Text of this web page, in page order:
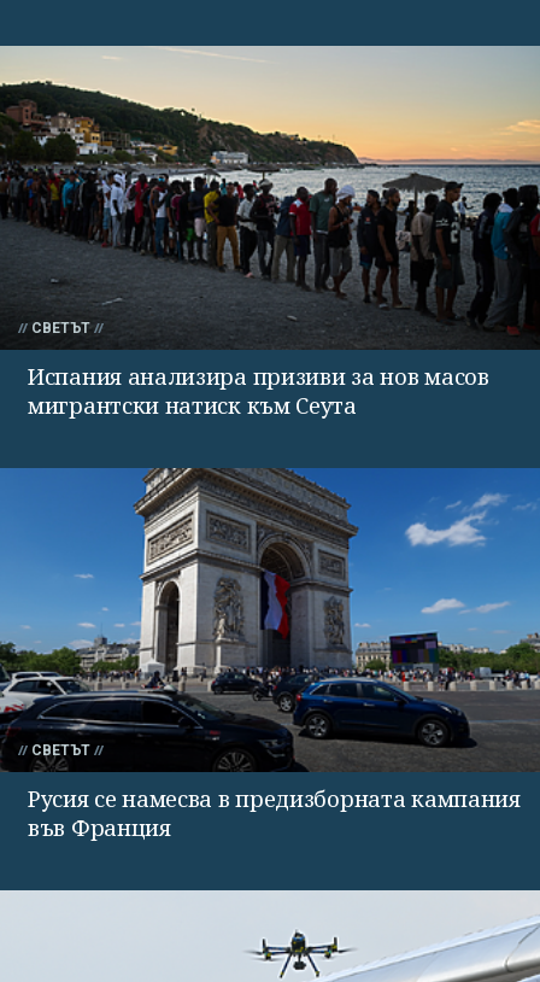
СВЕТЪТ
Испания анализира призиви за нов масов
мигрантски натиск към Сеута
СВЕТЪТ
Русия се намесва в предизборната кампания
във Франция